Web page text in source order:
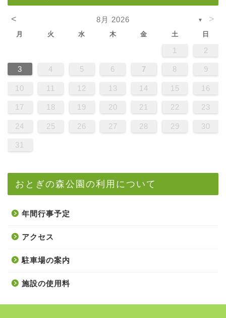
< 8月 2026 ▼ >
月 火 水 木 金 土 日
1 2
3 4 5 6 7 8 9
10 11 12 13 14 15 16
17 18 19 20 21 22 23
24 25 26 27 28 29 30
31
おとぎの森公園の利用について
年間行事予定
アクセス
駐車場の案内
施設の使用料